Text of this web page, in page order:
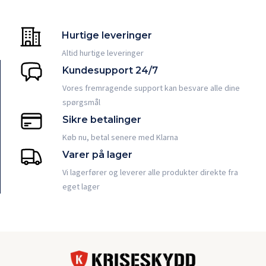
Hurtige leveringer
Altid hurtige leveringer
Kundesupport 24/7
Vores fremragende support kan besvare alle dine
spørgsmål
Sikre betalinger
Køb nu, betal senere med Klarna
Varer på lager
Vi lagerfører og leverer alle produkter direkte fra
eget lager